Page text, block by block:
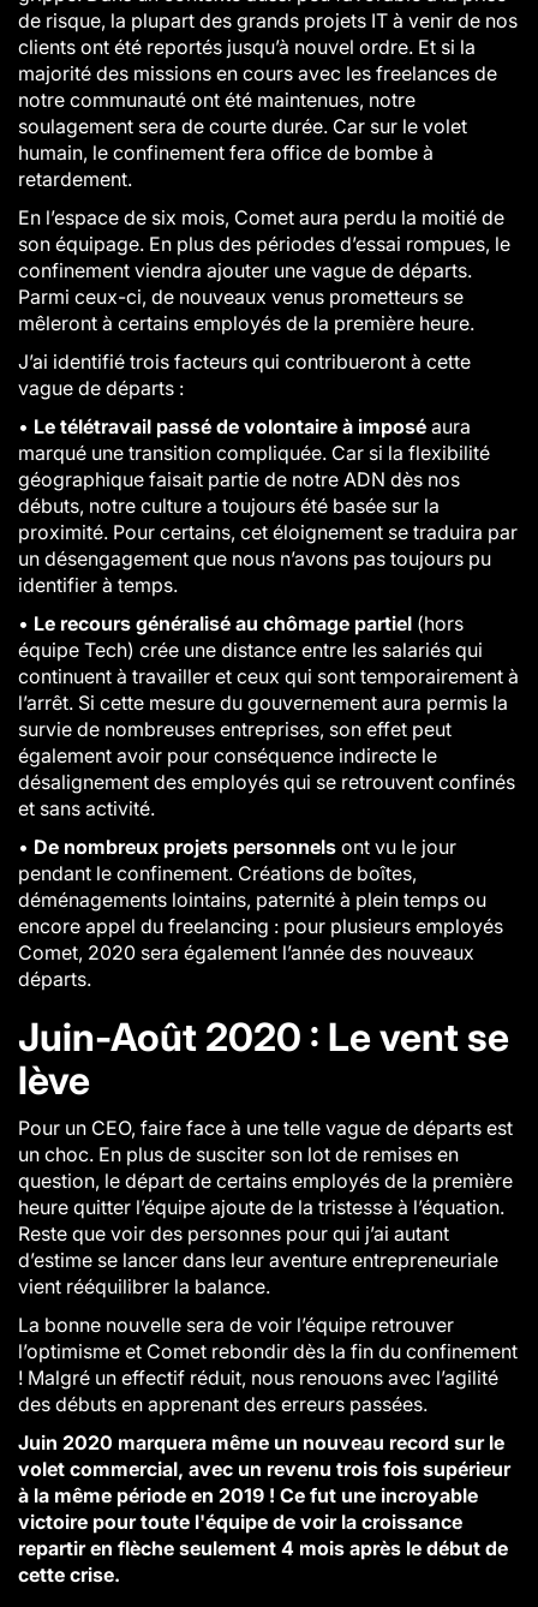
de risque, la plupart des grands projets IT à venir de nos
clients ont été reportés jusqu’à nouvel ordre. Et si la
majorité des missions en cours avec les freelances de
notre communauté ont été maintenues, notre
soulagement sera de courte durée. Car sur le volet
humain, le confinement fera office de bombe à
retardement.
En l’espace de six mois, Comet aura perdu la moitié de
son équipage. En plus des périodes d’essai rompues, le
confinement viendra ajouter une vague de départs.
Parmi ceux-ci, de nouveaux venus prometteurs se
mêleront à certains employés de la première heure.
J’ai identifié trois facteurs qui contribueront à cette
vague de départs :
• Le télétravail passé de volontaire à imposé aura
marqué une transition compliquée. Car si la flexibilité
géographique faisait partie de notre ADN dès nos
débuts, notre culture a toujours été basée sur la
proximité. Pour certains, cet éloignement se traduira par
un désengagement que nous n’avons pas toujours pu
identifier à temps.
• Le recours généralisé au chômage partiel (hors
équipe Tech) crée une distance entre les salariés qui
continuent à travailler et ceux qui sont temporairement à
l’arrêt. Si cette mesure du gouvernement aura permis la
survie de nombreuses entreprises, son effet peut
également avoir pour conséquence indirecte le
désalignement des employés qui se retrouvent confinés
et sans activité.
• De nombreux projets personnels ont vu le jour
pendant le confinement. Créations de boîtes,
déménagements lointains, paternité à plein temps ou
encore appel du freelancing : pour plusieurs employés
Comet, 2020 sera également l’année des nouveaux
départs.
Juin-Août 2020 : Le vent se
lève
Pour un CEO, faire face à une telle vague de départs est
un choc. En plus de susciter son lot de remises en
question, le départ de certains employés de la première
heure quitter l’équipe ajoute de la tristesse à l’équation.
Reste que voir des personnes pour qui j’ai autant
d’estime se lancer dans leur aventure entrepreneuriale
vient rééquilibrer la balance.
La bonne nouvelle sera de voir l’équipe retrouver
l’optimisme et Comet rebondir dès la fin du confinement
! Malgré un effectif réduit, nous renouons avec l’agilité
des débuts en apprenant des erreurs passées.
Juin 2020 marquera même un nouveau record sur le
volet commercial, avec un revenu trois fois supérieur
à la même période en 2019 ! Ce fut une incroyable
victoire pour toute l'équipe de voir la croissance
repartir en flèche seulement 4 mois après le début de
cette crise.